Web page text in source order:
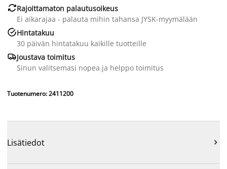
Rajoittamaton palautusoikeus
Ei aikarajaa - palauta mihin tahansa JYSK-myymälään
Hintatakuu
30 päivän hintatakuu kaikille tuotteille
Joustava toimitus
Sinun valitsemasi nopea ja helppo toimitus
Tuotenumero: 2411200
Lisätiedot 